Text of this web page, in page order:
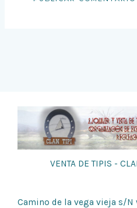
VENTA DE TIPIS -
Camino de la vega vieja s/